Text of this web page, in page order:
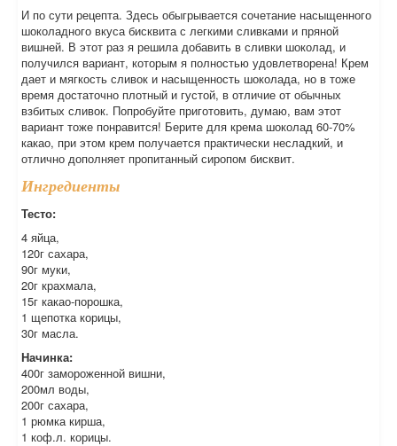
И по сути рецепта. Здесь обыгрывается сочетание насыщенного
шоколадного вкуса бисквита с легкими сливками и пряной
вишней. В этот раз я решила добавить в сливки шоколад, и
получился вариант, которым я полностью удовлетворена! Крем
дает и мягкость сливок и насыщенность шоколада, но в тоже
время достаточно плотный и густой, в отличие от обычных
взбитых сливок. Попробуйте приготовить, думаю, вам этот
вариант тоже понравится! Берите для крема шоколад 60-70%
какао, при этом крем получается практически несладкий, и
отлично дополняет пропитанный сиропом бисквит.
Ингредиенты
Тесто:
4 яйца,
120г сахара,
90г муки,
20г крахмала,
15г какао-порошка,
1 щепотка корицы,
30г масла.
Начинка:
400г замороженной вишни,
200мл воды,
200г сахара,
1 рюмка кирша,
1 коф.л. корицы.